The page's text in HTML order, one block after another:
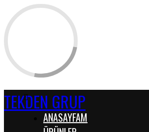
TEKDEN GRUP
ANASAYFAM